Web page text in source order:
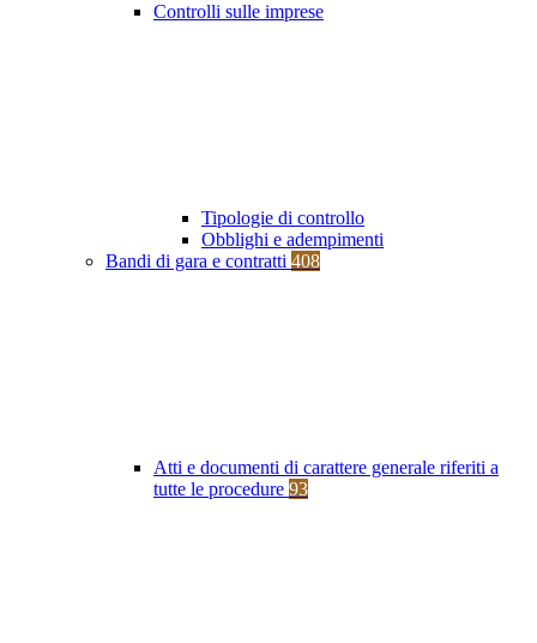
Controlli sulle imprese
Tipologie di controllo
Obblighi e adempimenti
Bandi di gara e contratti 408
Atti e documenti di carattere generale riferiti a
tutte le procedure 93